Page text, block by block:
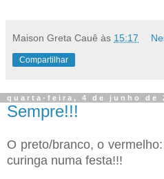
Maison Greta Cauê às 15:17
Compartilhar
quarta-feira, 4 de junho de
Sempre!!!
O preto/branco, o
curinga numa festa!!!